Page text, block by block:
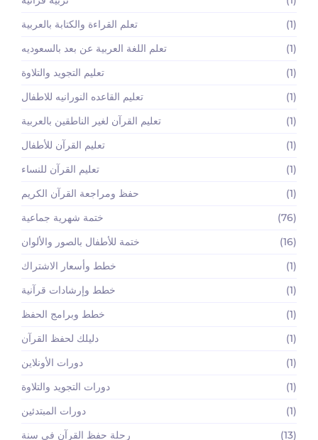
تعلم القراءة والكتابة بالعربية
(1)
تعلم اللغة العربية عن بعد بالسعوديه
(1)
تعليم التجويد والتلاوة
(1)
تعليم القاعده النورانيه للاطفال
(1)
تعليم القرآن لغير الناطقين بالعربية
(1)
تعليم القرآن للأطفال
(1)
تعليم القرآن للنساء
(1)
حفظ ومراجعة القرآن الكريم
(1)
ختمة شهرية جماعية
(76)
ختمة للأطفال بالصور والألوان
(16)
خطط وأسعار الاشتراك
(1)
خطط وإرشادات قرآنية
(1)
خطط وبرامج الحفظ
(1)
دليلك لحفظ القرآن
(1)
دورات الأونلاين
(1)
دورات التجويد والتلاوة
(1)
دورات المبتدئين
(1)
رحلة حفظ القرآن في سنة
(13)